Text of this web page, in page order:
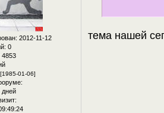
: 2012-11-12
0
4853
[1985-01-06]
дней
тема нашей